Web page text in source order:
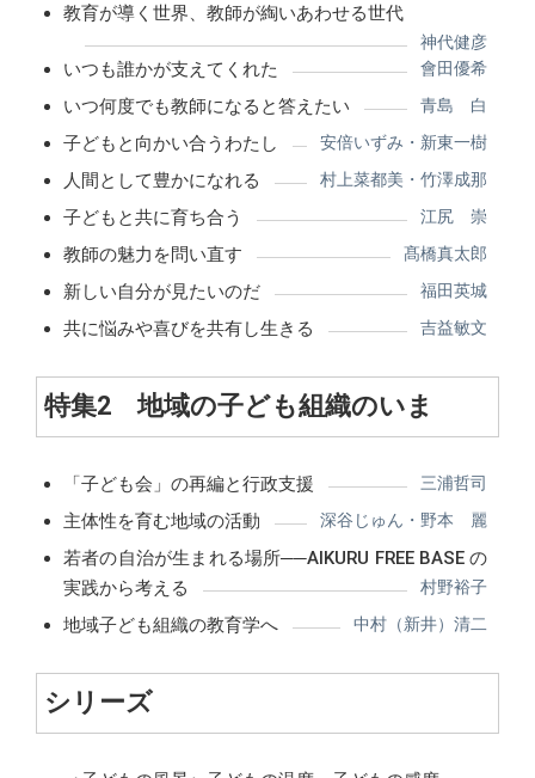
教育が導く世界、教師が綯いあわせる世代
神代健彦
いつも誰かが支えてくれた 會田優希
いつ何度でも教師になると答えたい 青島 白
子どもと向かい合うわたし 安倍いずみ・新東一樹
人間として豊かになれる 村上菜都美・竹澤成那
子どもと共に育ち合う 江尻 崇
教師の魅力を問い直す 髙橋真太郎
新しい自分が見たいのだ 福田英城
共に悩みや喜びを共有し生きる 吉益敏文
特集2 地域の子ども組織のいま
「子ども会」の再編と行政支援 三浦哲司
主体性を育む地域の活動 深谷じゅん・野本 麗
若者の自治が生まれる場所──AIKURU FREE BASE の
実践から考える
村野裕子
地域子ども組織の教育学へ 中村（新井）清二
シリーズ